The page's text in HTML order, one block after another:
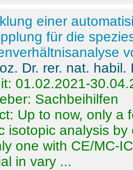
einer
für die
Dr. rer. nat.
01.02.2021-
Sachbeihilfen
Up to now, only a
isotopic analysis
one with CE/MC-
in vary ...